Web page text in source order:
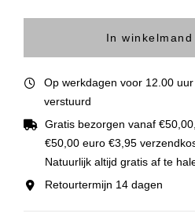
In winkelmand
Op werkdagen voor 12.00
verstuurd
Gratis bezorgen vanaf
€50,00 euro €3,95
Natuurlijk altijd gratis af te
Retourtermijn 14 dagen